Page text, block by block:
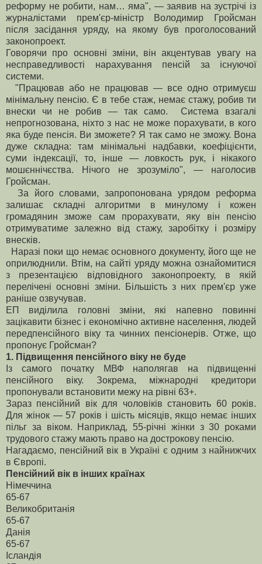
реформу не робити, нам… яма", — заявив на зустрічі із
журналістами прем'єр-міністр Володимир Гройсман
після засідання уряду, на якому був проголосований
законопроект.
Говорячи про основні зміни, він акцентував увагу на
несправедливості нарахування пенсій за існуючої
системи.
"Працював або не працював — все одно отримуєш
мінімальну пенсію. Є в тебе стаж, немає стажу, робив ти
внески чи не робив — так само. Система взагалі
непрогнозована, ніхто з нас не може порахувати, в кого
яка буде пенсія. Ви зможете? Я так само не зможу. Вона
дуже складна: там мінімальні надбавки, коефіцієнти,
суми індексації, то, інше — ловкость рук, і нікакого
мошєннічєства. Нічого не зрозуміло", — наголосив
Гройсман.
За його словами, запропонована урядом реформа
залишає складні алгоритми в минулому і кожен
громадянин зможе сам прорахувати, яку він пенсію
отримуватиме залежно від стажу, заробітку і розміру
внесків.
Наразі поки що немає основного документу, його ще не
оприлюднили. Втім, на сайті уряду можна ознайомитися
з презентацією відповідного законопроекту, в якій
перелічені основні зміни. Більшість з них прем'єр уже
раніше озвучував.
ЕП виділила головні зміни, які напевно повинні
зацікавити бізнес і економічно активне населення, людей
передпенсійного віку та чинних пенсіонерів. Отже, що
пропонує Гройсман?
1. Підвищення пенсійного віку не буде
Із самого початку МВФ наполягав на підвищенні
пенсійного віку. Зокрема, міжнародні кредитори
пропонували встановити межу на рівні 63+.
Зараз пенсійний вік для чоловіків становить 60 років.
Для жінок — 57 років і шість місяців, якщо немає інших
пільг за віком. Наприклад, 55-річні жінки з 30 роками
трудового стажу мають право на дострокову пенсію.
Нагадаємо, пенсійний вік в Україні є одним з найнижчих
в Європі.
Пенсійний вік в інших країнах
Німеччина
65-67
Великобританія
65-67
Данія
65-67
Ісландія